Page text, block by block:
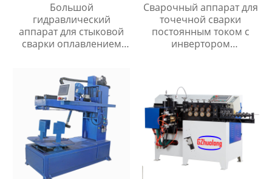
Большой
гидравлический
аппарат для стыковой
сварки оплавлением
Сварочный аппарат для
точечной сварки
постоянным током с
инвертором